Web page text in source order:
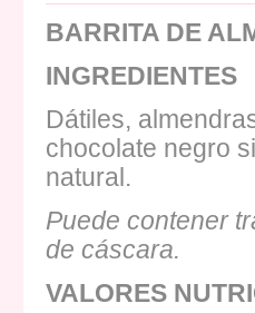
BARRITA DE
INGREDIENTES
Dátiles,
chocolate negro
natural.
Puede contener
de cáscara.
VALORES